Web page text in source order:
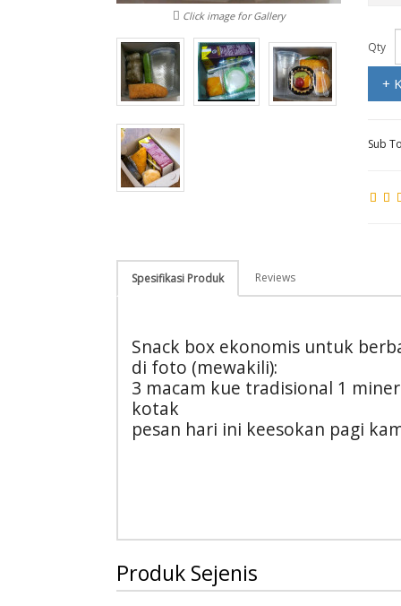
Click image for Gallery
Qty
+
Sub
Spesifikasi Produk Reviews
Snack box ekonomis untuk
di foto (mewakili):
3 macam kue tradisional 1
kotak
pesan hari ini keesokan pagi
Produk Sejenis